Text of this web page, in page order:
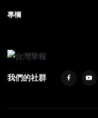
專欄
我們的社群